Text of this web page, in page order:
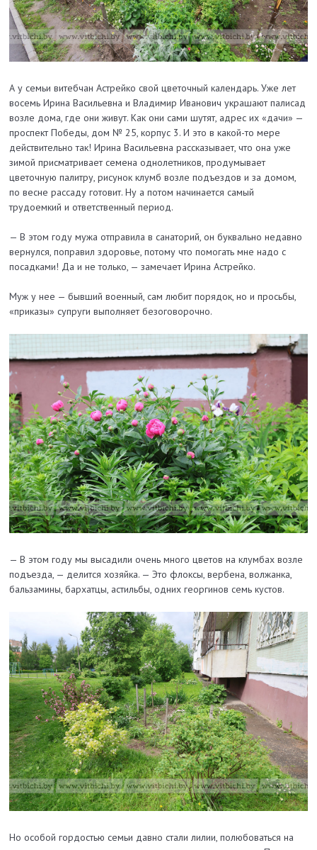
А у семьи витебчан Астрейко свой цветочный календарь. Уже лет
восемь Ирина Васильевна и Владимир Иванович украшают палисад
возле дома, где они живут. Как они сами шутят, адрес их «дачи» —
проспект Победы, дом № 25, корпус 3. И это в какой-то мере
действительно так! Ирина Васильевна рассказывает, что она уже
зимой присматривает семена однолетников, продумывает
цветочную палитру, рисунок клумб возле подъездов и за домом,
по весне рассаду готовит. Ну а потом начинается самый
трудоемкий и ответственный период.
— В этом году мужа отправила в санаторий, он буквально недавно
вернулся, поправил здоровье, потому что помогать мне надо с
посадками! Да и не только, — замечает Ирина Астрейко.
Муж у нее — бывший военный, сам любит порядок, но и просьбы,
«приказы» супруги выполняет безоговорочно.
— В этом году мы высадили очень много цветов на клумбах возле
подъезда, — делится хозяйка. — Это флоксы, вербена, волжанка,
бальзамины, бархатцы, астильбы, одних георгинов семь кустов.
Но особой гордостью семьи давно стали лилии, полюбоваться на